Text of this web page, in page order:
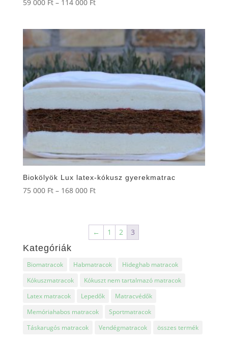
59 000 Ft – 114 000 Ft
114
000 Ft
Biokölyök Lux latex-kókusz gyerekmatrac
75 000 Ft – 168 000 FtÁrtartomány:
-
168
← 1 2 3
Kategóriák
Biomatracok Habmatracok
Hideghab matracok
Kókuszmatracok
Kókuszt nem tartalmazó matracok
Latex matracok
Lepedők
Matracvédők
Memóriahabos matracok
Sportmatracok
Táskarugós matracok
Vendégmatracok összes termék